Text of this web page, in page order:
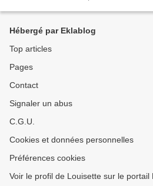
Hébergé par Eklablog
Top articles
Pages
Contact
Signaler un abus
C.G.U.
Cookies et données personnelles
Préférences cookies
Voir le profil de Louisette sur le portail